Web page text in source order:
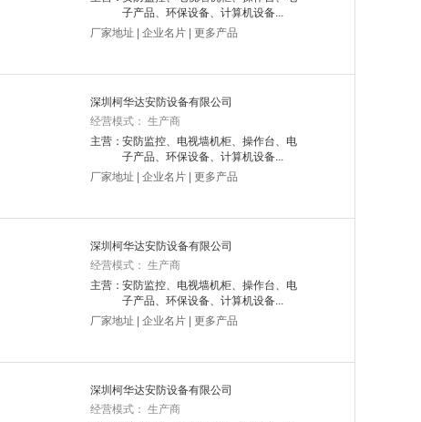
子产品、环保设备、计算机设备...
厂家地址
企业名片 更多产品
深圳柯华达安防设备有限公司
经营模式： 生产商
主营：安防监控、电视墙机柜、操作台、电
子产品、环保设备、计算机设备...
厂家地址
企业名片 更多产品
深圳柯华达安防设备有限公司
经营模式： 生产商
主营：安防监控、电视墙机柜、操作台、电
子产品、环保设备、计算机设备...
厂家地址
企业名片 更多产品
深圳柯华达安防设备有限公司
经营模式： 生产商